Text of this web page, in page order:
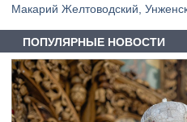
Макарий Желтоводский,
ПОПУЛЯРНЫЕ НОВОСТИ